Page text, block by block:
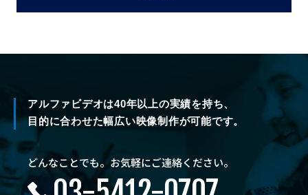
アルファビデオは40年以上の実績を持ち、
目的に合わせた幅広い映像制作が可能です。
どんなことでも。お気軽にご連絡ください。